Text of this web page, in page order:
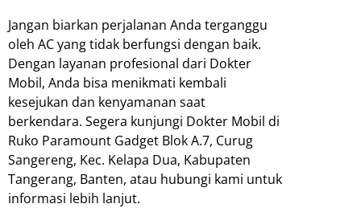
Jangan biarkan perjalanan Anda terganggu
oleh AC yang tidak berfungsi dengan baik.
Dengan layanan profesional dari Dokter
Mobil, Anda bisa menikmati kembali
kesejukan dan kenyamanan saat
berkendara. Segera kunjungi Dokter Mobil di
Ruko Paramount Gadget Blok A.7, Curug
Sangereng, Kec. Kelapa Dua, Kabupaten
Tangerang, Banten, atau hubungi kami untuk
informasi lebih lanjut.